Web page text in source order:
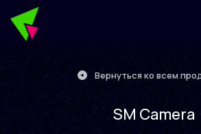
Вернуться ко всем
SM Camera